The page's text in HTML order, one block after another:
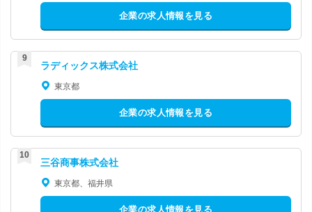
企業の求人情報を見る
ラディックス株式会社
東京都
企業の求人情報を見る
三谷商事株式会社
東京都、福井県
企業の求人情報を見る